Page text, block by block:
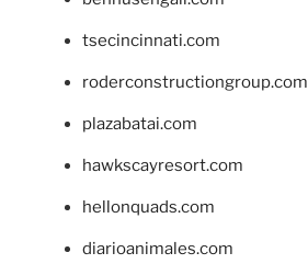
tsecincinnati.com
roderconstructiongroup.com
plazabatai.com
hawkscayresort.com
hellonquads.com
diarioanimales.com